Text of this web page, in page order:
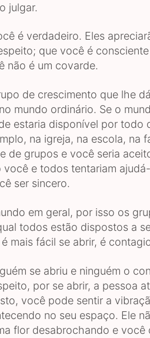
julgar.
é verdadeiro. Eles
que você é
não é um covarde.
de crescimento que lhe
mundo ordinário. Se o
estaria disponível por todo
na igreja, na escola, na
de grupos e você seria
você e todos tentariam
ser sincero.
em geral, por isso os
todos estão dispostos a
mais fácil se abrir, é
se abriu e ninguém o
por se abrir, a pessoa
você pode sentir a
no seu espaço. Ele
flor desabrochando e você